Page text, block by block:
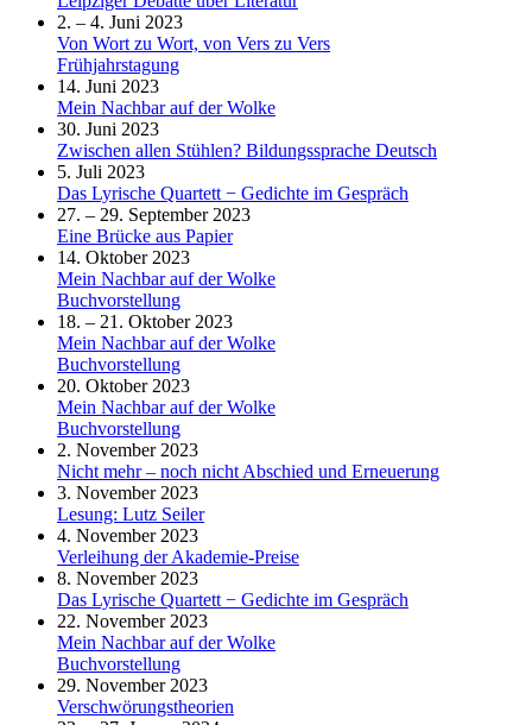
2. – 4. Juni 2023
Von Wort zu Wort, von Vers zu Vers
Frühjahrstagung
14. Juni 2023
Mein Nachbar auf der Wolke
30. Juni 2023
Zwischen allen Stühlen? Bildungssprache Deutsch
5. Juli 2023
Das Lyrische Quartett − Gedichte im Gespräch
27. – 29. September 2023
Eine Brücke aus Papier
14. Oktober 2023
Mein Nachbar auf der Wolke
Buchvorstellung
18. – 21. Oktober 2023
Mein Nachbar auf der Wolke
Buchvorstellung
20. Oktober 2023
Mein Nachbar auf der Wolke
Buchvorstellung
2. November 2023
Nicht mehr – noch nicht Abschied und Erneuerung
3. November 2023
Lesung: Lutz Seiler
4. November 2023
Verleihung der Akademie-Preise
8. November 2023
Das Lyrische Quartett − Gedichte im Gespräch
22. November 2023
Mein Nachbar auf der Wolke
Buchvorstellung
29. November 2023
Verschwörungstheorien